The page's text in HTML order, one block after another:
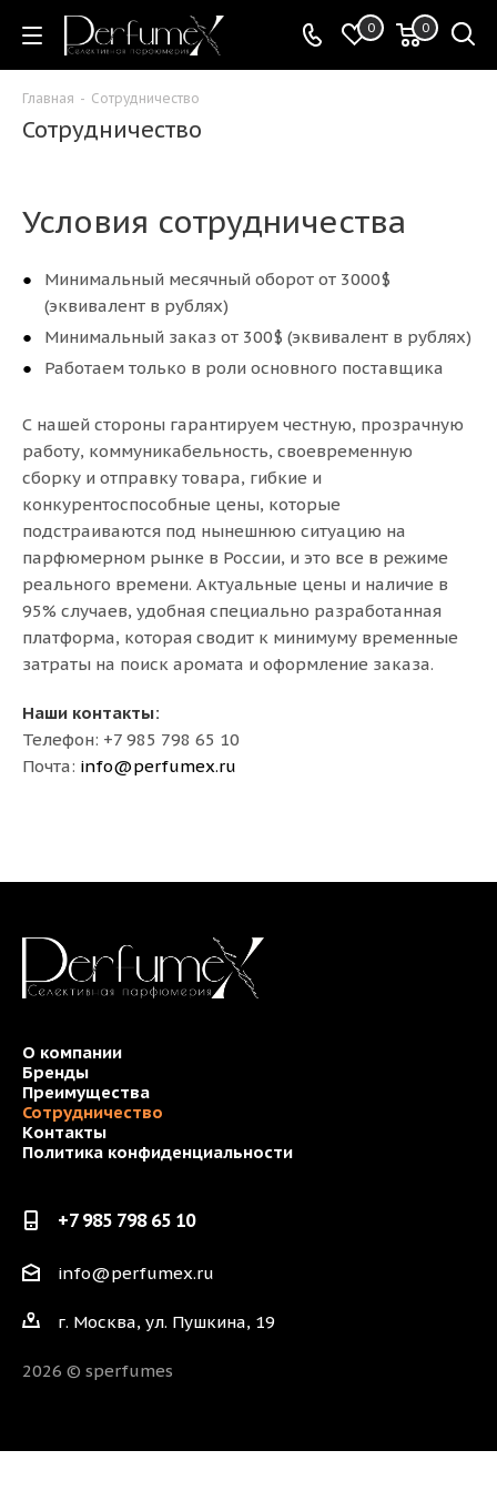
0 0
Главная - Сотрудничество
Сотрудничество
Условия сотрудничества
Минимальный месячный оборот от 3000$
(эквивалент в рублях)
Минимальный заказ от 300$ (эквивалент в рублях)
Работаем только в роли основного поставщика
С нашей стороны гарантируем честную, прозрачную
работу, коммуникабельность, своевременную
сборку и отправку товара, гибкие и
конкурентоспособные цены, которые
подстраиваются под нынешнюю ситуацию на
парфюмерном рынке в России, и это все в режиме
реального времени. Актуальные цены и наличие в
95% случаев, удобная специально разработанная
платформа, которая сводит к минимуму временные
затраты на поиск аромата и оформление заказа.
Наши контакты:
Телефон: +7 985 798 65 10
Почта: info@perfumex.ru
О компании
Бренды
Преимущества
Сотрудничество
Контакты
Политика конфиденциальности
+7 985 798 65 10
info@perfumex.ru
г. Москва, ул. Пушкина, 19
2026 © sperfumes